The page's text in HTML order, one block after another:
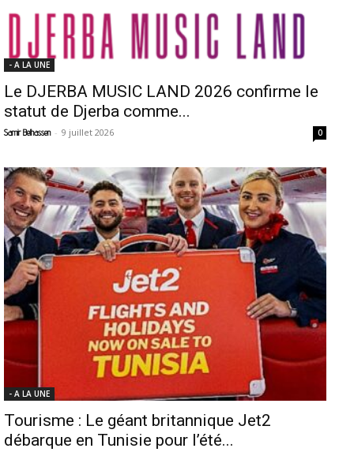
- A LA UNE
Le DJERBA MUSIC LAND 2026 confirme le
statut de Djerba comme...
Samir Belhassen - 9 juillet 2026 0
- A LA UNE
Tourisme : Le géant britannique Jet2
débarque en Tunisie pour l’été...